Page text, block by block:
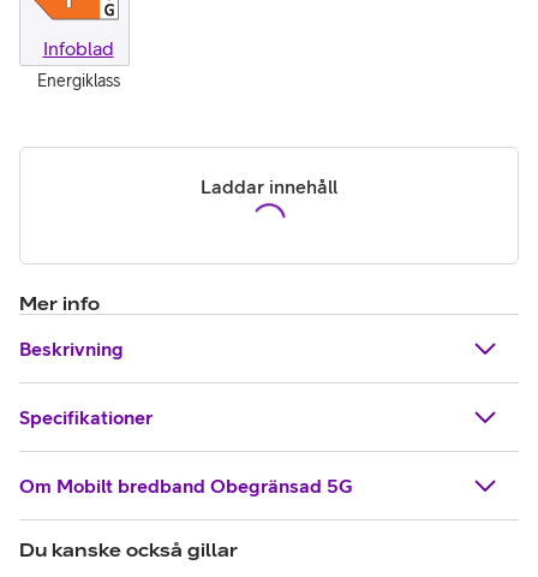
Energiklass
Infoblad
Laddar innehåll
Mer info
Beskrivning
Specifikationer
Om Mobilt bredband Obegränsad 5G
Du kanske också gillar